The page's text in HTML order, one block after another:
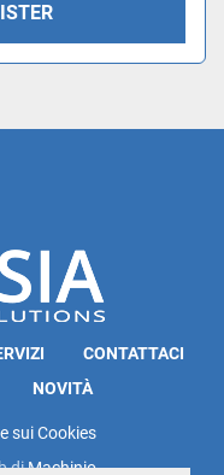
CONTATTACI
NOVITÀ
sui Cookies
diMachinio